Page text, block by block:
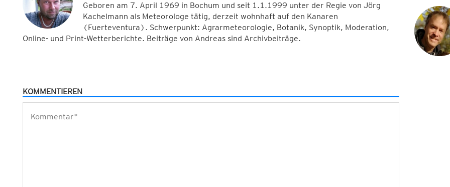
Geboren am 7. April 1969 in Bochum und seit 1.1.1999 unter der Regie von Jörg
Kachelmann als Meteorologe tätig, derzeit wohnhaft auf den Kanaren
(Fuerteventura). Schwerpunkt: Agrarmeteorologie, Botanik, Synoptik, Moderation,
Online- und Print-Wetterberichte. Beiträge von Andreas sind Archivbeiträge.
KOMMENTIEREN